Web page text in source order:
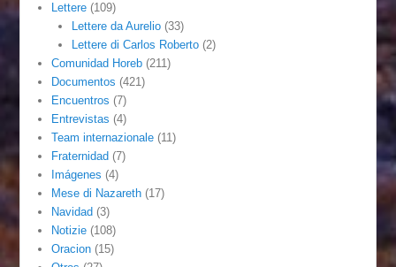
Lettere (109)
Lettere da Aurelio(33)
Lettere di Carlos Roberto(2)
Comunidad Horeb (211)
Documentos (421)
Encuentros (7)
Entrevistas (4)
Team internazionale (11)
Fraternidad (7)
Imágenes (4)
Mese di Nazareth (17)
Navidad (3)
Notizie (108)
Oracion (15)